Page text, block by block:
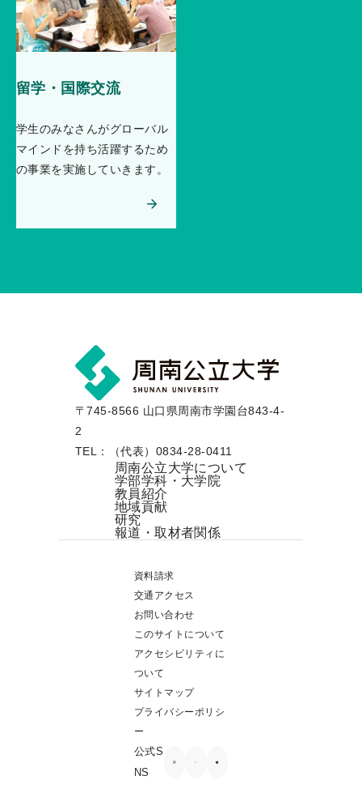
留学・国際交流
学生のみなさんがグローバル
マインドを持ち活躍するため
の事業を実施していきます。
〒745-8566 山口県周南市学園台843-4-
2
TEL：（代表）0834-28-0411
周南公立大学について
学部学科・大学院
教員紹介
地域貢献
研究
報道・取材者関係
資料請求
交通アクセス
お問い合わせ
このサイトについて
アクセシビリティに
ついて
サイトマップ
プライバシーポリシ
ー
公式S
NS